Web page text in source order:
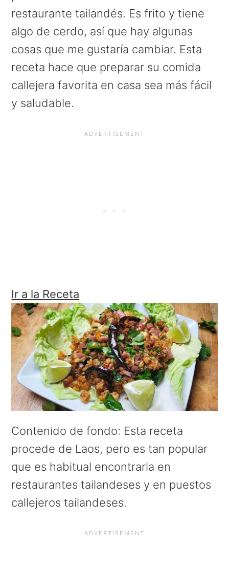
r
y
n
a
v
i
o
n
t
e
n
t
r
y
s
i
d
e
restaurante tailandés. Es frito y tiene
algo de cerdo, así que hay algunas
cosas que me gustaría cambiar. Esta
receta hace que preparar su comida
callejera favorita en casa sea más fácil
y saludable.
Ir a la Receta
Contenido de fondo: Esta receta
procede de Laos, pero es tan popular
que es habitual encontrarla en
restaurantes tailandeses y en puestos
callejeros tailandeses.